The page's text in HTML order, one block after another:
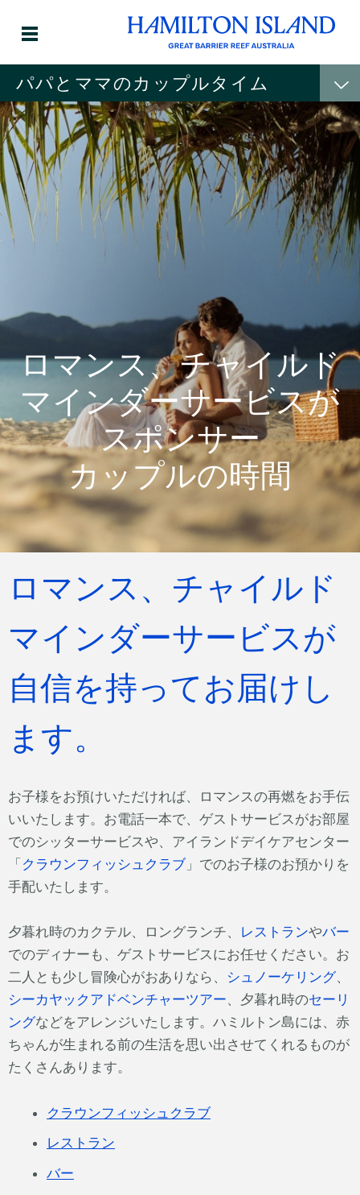
パパとママのカップルタイム
ロマンス、チャイルド
マインダーサービスが
スポンサー
カップルの時間
ロマンス、チャイルド
マインダーサービスが
自信を持ってお届けし
ます。
お子様をお預けいただければ、ロマンスの再燃をお手伝
いいたします。お電話一本で、ゲストサービスがお部屋
でのシッターサービスや、アイランドデイケアセンター
「クラウンフィッシュクラブ」でのお子様のお預かりを
手配いたします。
夕暮れ時のカクテル、ロングランチ、 レストランやバー
でのディナーも、ゲストサービスにお任せください。お
二人とも少し冒険心がおありなら、 シュノーケリング、
シーカヤックアドベンチャーツアー、夕暮れ時のセーリ
ングなどをアレンジいたします。ハミルトン島には、赤
ちゃんが生まれる前の生活を思い出させてくれるものが
たくさんあります。
クラウンフィッシュクラブ
レストラン
バー